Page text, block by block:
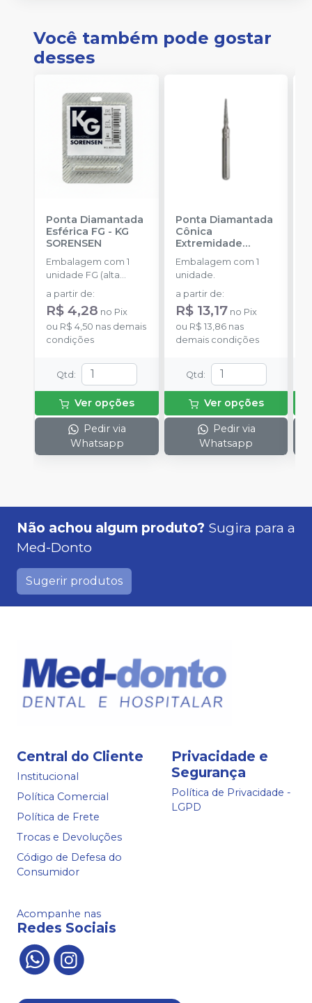
Você também pode gostar
desses
Ponta Diamantada
Esférica FG - KG
SORENSEN
Embalagem com 1
unidade FG (alta
rotação).
a partir de:
R$ 4,28 no Pix
ou R$ 4,50 nas demais
condições
Qtd :
Ver opções
Pedir via
Whatsapp
Ponta Diamantada
Cônica
Extremidade
Arredondada FG
KG SORENSEN
Embalagem com 1
unidade.
a partir de:
R$ 13,17 no Pix
ou R$ 13,86nas
demais condições
Qtd :
Ver opções
Pedir via
Whatsapp
Não achou algum produto? Sugira para a
Med-Donto
Sugerir produtos
Central do Cliente
Institucional
Política Comercial
Política de Frete
Trocas e Devoluções
Código de Defesa do
Consumidor
Privacidade e
Segurança
Política de Privacidade -
LGPD
Acompanhe nas
Redes Sociais